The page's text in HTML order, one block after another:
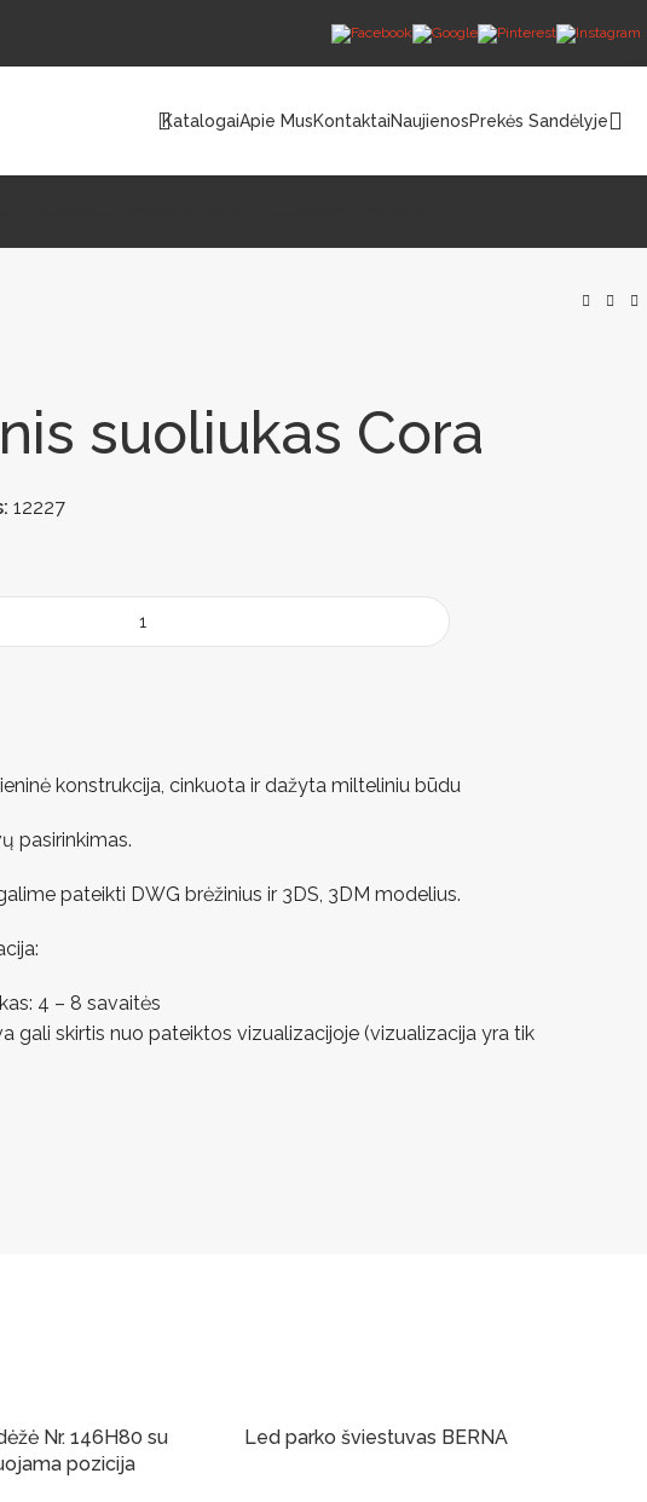
KatalogaiApie MusKontaktaiNaujienosPrekės Sandėlyje
suoliukas Cora
12227
konstrukcija, cinkuota ir dažyta milteliniu būdu
pasirinkimas.
pateikti DWG brėžinius ir 3DS, 3DM modelius.
4 – 8 savaitės
gali skirtis nuo pateiktos vizualizacijoje (vizualizacija yra tik
-8%Nr. 146H80 su
pozicija
Led parko šviestuvas BERNA